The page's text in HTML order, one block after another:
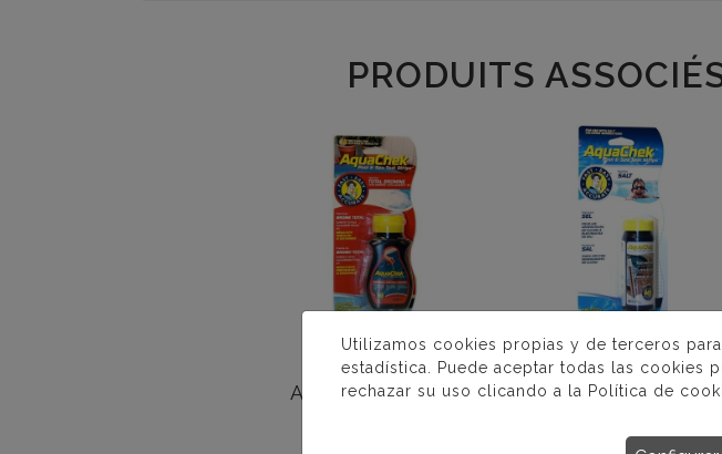
PRODUITS
AQUACHEK RED AQUACHEK SALT
Utilizamos cookies propias y de terceros
estadística. Puede aceptar todas las cookies
rechazar su uso clicando a la Política de